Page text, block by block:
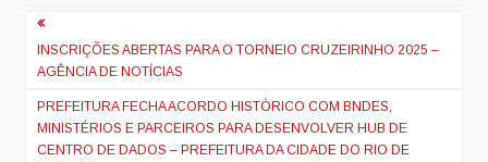
Navegação
de
artigos
INSCRIÇÕES ABERTAS PARA O TORNEIO CRUZEIRINHO 2025 –
AGÊNCIA DE NOTÍCIAS
PREFEITURA FECHA ACORDO HISTÓRICO COM BNDES,
MINISTÉRIOS E PARCEIROS PARA DESENVOLVER HUB DE
CENTRO DE DADOS – PREFEITURA DA CIDADE DO RIO DE